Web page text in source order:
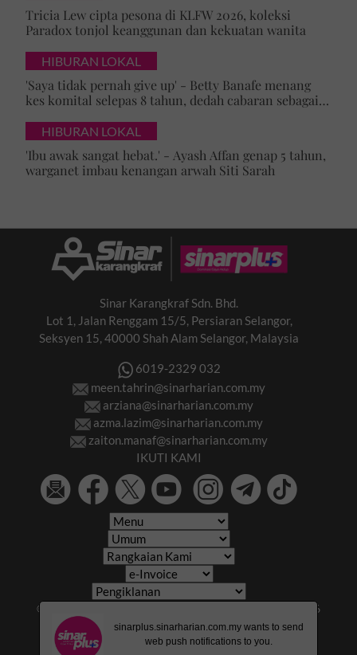
Tricia Lew cipta pesona di KLFW 2026, koleksi
Paradox tonjol keanggunan dan kekuatan wanita
HIBURAN LOKAL
'Saya tidak pernah give up' - Betty Banafe menang
kes komital selepas 8 tahun, dedah cabaran sebagai
HIBURAN LOKAL
'Ibu awak sangat hebat.' - Ayash Affan genap 5 tahun,
warganet imbau kenangan arwah Siti Sarah
Sinar Karangkraf Sdn. Bhd.
Lot 1, Jalan Renggam 15/5, Persiaran Selangor,
Seksyen 15, 40000 Shah Alam Selangor, Malaysia
6019-2329 032
meen.tahrin@sinarharian.com.my
arziana@sinarharian.com.my
azma.lazim@sinarharian.com.my
zaiton.manaf@sinarharian.com.my
IKUTI KAMI
© 2026 All Rights Reserved • Karangkraf Group • © 2026
Hakcipta Terpelihara • Kumpulan Karangkraf